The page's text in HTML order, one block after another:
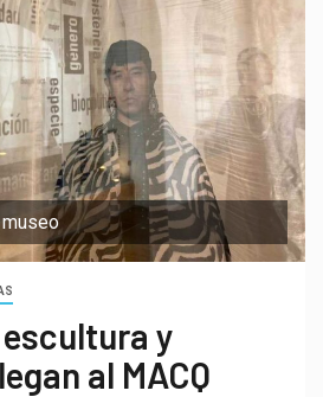
y
al MACQ